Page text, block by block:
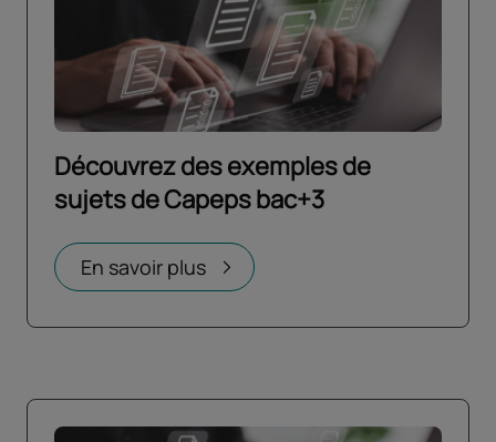
Découvrez des exemples de
sujets de Capeps bac+3
En savoir plus
Ouvrir dans un nouvel onglet